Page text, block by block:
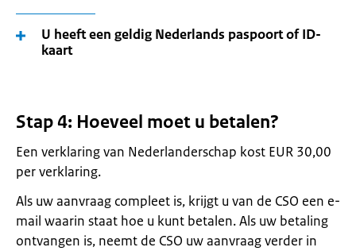
U heeft een geldig Nederlands paspoort of ID-
kaart
Stap 4: Hoeveel moet u betalen?
Een verklaring van Nederlanderschap kost EUR 30,00
per verklaring.
Als uw aanvraag compleet is, krijgt u van de CSO een e-
mail waarin staat hoe u kunt betalen. Als uw betaling
ontvangen is, neemt de CSO uw aanvraag verder in